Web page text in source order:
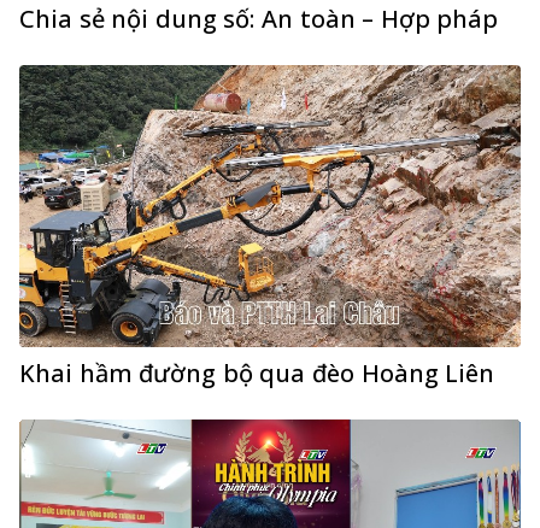
Chia sẻ nội dung số: An toàn – Hợp pháp
Khai hầm đường bộ qua đèo Hoàng Liên